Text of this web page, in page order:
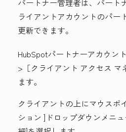
パートナー管理者は、パート
ライアントアカウントのパー
更新できます。
HubSpotパートナーアカウン
>［クライアント アクセス マ
ます。
クライアントの上にマウスポ
ション ]ドロップダウンメニ